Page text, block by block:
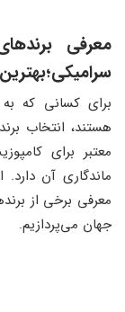
معرفی
برای کسانی که
هستند، انتخاب
معتبر برای
ماندگاری آن
معرفی برخی از
جهان می‌پردازیم.